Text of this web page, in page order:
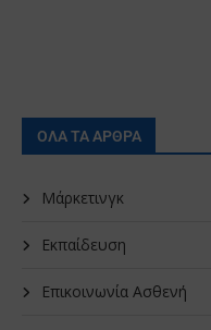
ΟΛΑ ΤΑ ΑΡΘΡΑ
Μάρκετινγκ
Εκπαίδευση
Επικοινωνία Ασθενή